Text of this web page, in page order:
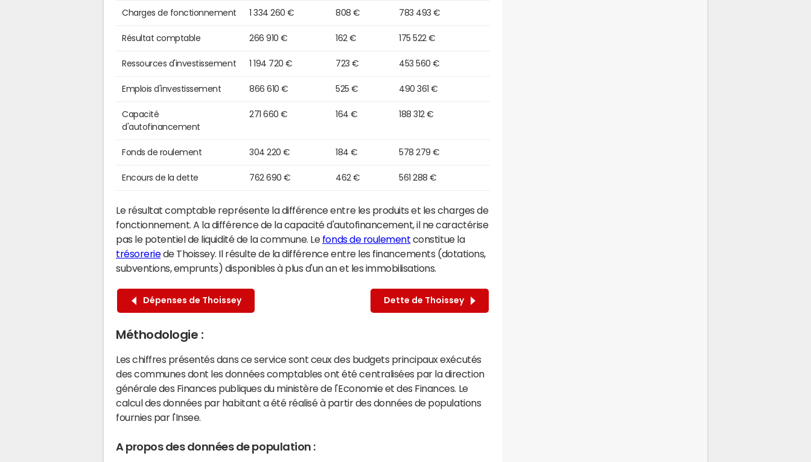
Charges de fonctionnement 1 334 260 € 808 € 783 493 €
Résultat comptable 266 910 € 162 € 175 522 €
Ressources d'investissement 1 194 720 € 723 € 453 560 €
Emplois d'investissement 866 610 € 525 € 490 361 €
Capacité
d'autofinancement
271 660 € 164 € 188 312 €
Fonds de roulement 304 220 € 184 € 578 279 €
Encours de la dette 762 690 € 462 € 561 288 €
Le résultat comptable représente la différence entre les produits et les charges de
fonctionnement. A la différence de la capacité d'autofinancement, il ne caractérise
pas le potentiel de liquidité de la commune. Le fonds de roulement constitue la
trésoreriede Thoissey. Il résulte de la différence entre les financements (dotations,
subventions, emprunts) disponibles à plus d'un an et les immobilisations.
Dépenses de Thoissey Dette de Thoissey
Méthodologie :
Les chiffres présentés dans ce service sont ceux des budgets principaux exécutés
des communes dont les données comptables ont été centralisées par la direction
générale des Finances publiques du ministère de l'Economie et des Finances. Le
calcul des données par habitant a été réalisé à partir des données de populations
fournies par l'Insee.
A propos des données de population :